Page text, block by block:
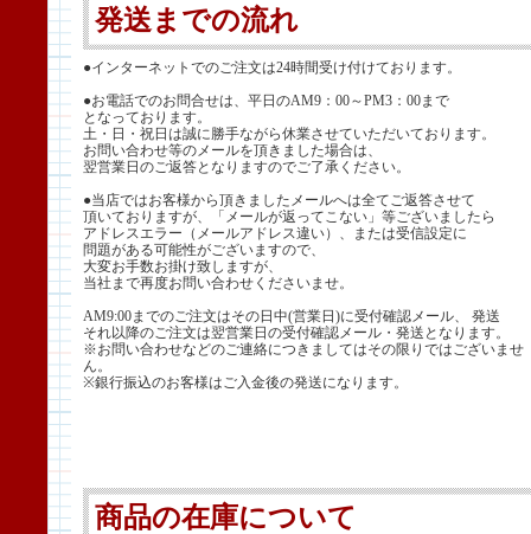
発送までの流れ
●インターネットでのご注文は24時間受け付けております。
●お電話でのお問合せは、平日のAM9：00～PM3：00まで
となっております。
土・日・祝日は誠に勝手ながら休業させていただいております。
お問い合わせ等のメールを頂きました場合は、
翌営業日のご返答となりますのでご了承ください。
●当店ではお客様から頂きましたメールへは全てご返答させて
頂いておりますが、「メールが返ってこない」等ございましたら
アドレスエラー（メールアドレス違い）、または受信設定に
問題がある可能性がございますので、
大変お手数お掛け致しますが、
当社まで再度お問い合わせくださいませ。
AM9:00までのご注文はその日中(営業日)に受付確認メール、 発送
それ以降のご注文は翌営業日の受付確認メール・発送となります。
※お問い合わせなどのご連絡につきましてはその限りではございませ
ん。
※銀行振込のお客様はご入金後の発送になります。
商品の在庫について